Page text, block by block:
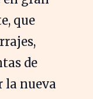
que
de
la nueva